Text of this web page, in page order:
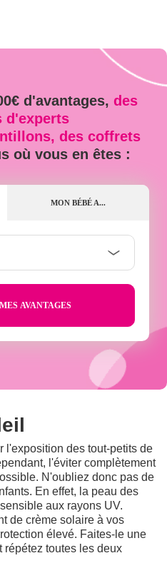
d'avantages, des
d'experts
des coffrets
où vous en êtes :
MON BÉBÉ A...
semaines
l'exposition des tout-petits de
l'éviter complètement
N'oubliez donc pas de
En effet, la peau des
aux rayons UV.
de crème solaire à vos
élevé. Faites-le une
répétez toutes les deux